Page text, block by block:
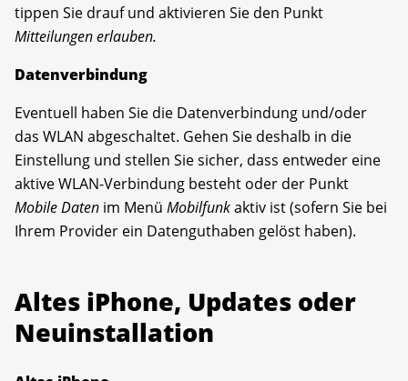
tippen Sie drauf und aktivieren Sie den Punkt
Mitteilungen erlauben.
Datenverbindung
Eventuell haben Sie die Datenverbindung und/oder
das WLAN abgeschaltet. Gehen Sie deshalb in die
Einstellung und stellen Sie sicher, dass entweder eine
aktive WLAN-Verbindung besteht oder der Punkt
Mobile Daten im Menü Mobilfunkaktiv ist (sofern Sie bei
Ihrem Provider ein Datenguthaben gelöst haben).
Altes iPhone, Updates oder
Neuinstallation